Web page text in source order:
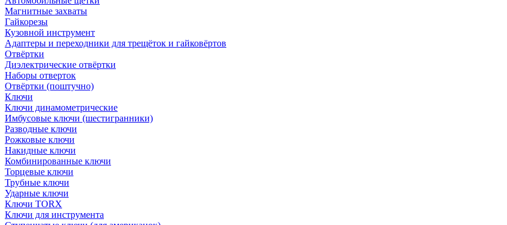
Магнитные захваты
Гайкорезы
Кузовной инструмент
Адаптеры и переходники для трещёток и гайковёртов
Отвёртки
Диэлектрические отвёртки
Наборы отверток
Отвёртки (поштучно)
Ключи
Ключи динамометрические
Имбусовые ключи (шестигранники)
Разводные ключи
Рожковые ключи
Накидные ключи
Комбинированные ключи
Торцевые ключи
Трубные ключи
Ударные ключи
Ключи TORX
Ключи для инструмента